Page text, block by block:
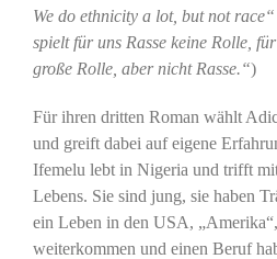
We do ethnicity a lot, but not race“
spielt für uns Rasse keine Rolle,
große Rolle, aber nicht Rasse.“)
Für ihren dritten Roman wählt
und greift dabei auf eigene
Ifemelu lebt in Nigeria und trifft
Lebens. Sie sind jung, sie haben
ein Leben in den USA,
weiterkommen und einen Beruf